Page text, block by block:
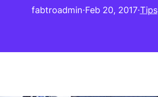
fabtroadmin·Feb 20, 2017·Tips